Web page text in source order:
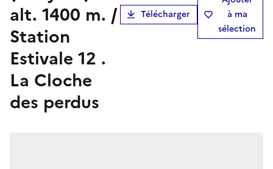
alt. 1400 m. /
Station
Estivale 12 .
La Cloche
des perdus
Télécharger
à ma
sélection